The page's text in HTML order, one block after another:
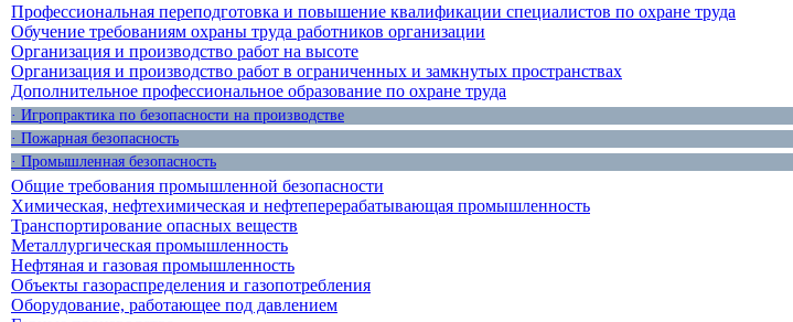
Профессиональная переподготовка и повышение квалификации специалистов по охране труда
Обучение требованиям охраны труда работников организации
Организация и производство работ на высоте
Организация и производство работ в ограниченных и замкнутых пространствах
Дополнительное профессиональное образование по охране труда
· Игропрактика по безопасности на производстве
· Пожарная безопасность
· Промышленная безопасность
Общие требования промышленной безопасности
Химическая, нефтехимическая и нефтеперерабатывающая промышленность
Транспортирование опасных веществ
Металлургическая промышленность
Нефтяная и газовая промышленность
Объекты газораспределения и газопотребления
Оборудование, работающее под давлением